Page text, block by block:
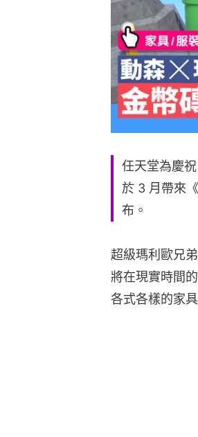
任天堂為慶
於 3 月帶來
布。
超級瑪利歐兄
將在現實時間
各式各樣的家